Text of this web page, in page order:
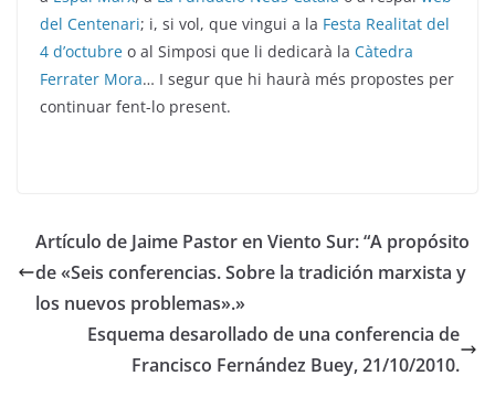
del Centenari; i, si vol, que vingui a la Festa Realitat del
4 d’octubre o al Simposi que li dedicarà la Càtedra
Ferrater Mora… I segur que hi haurà més propostes per
continuar fent-lo present.
Artículo de Jaime Pastor en Viento Sur: “A propósito
de «Seis conferencias. Sobre la tradición marxista y
los nuevos problemas».»
Esquema desarollado de una conferencia de
Francisco Fernández Buey, 21/10/2010.